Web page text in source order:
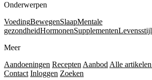
Onderwerpen
VoedingBewegenSlaapMentale
gezondheidHormonenSupplementenLevensstijl
Meer
Aandoeningen Recepten Aanbod Alle artikelen
Contact Inloggen Zoeken